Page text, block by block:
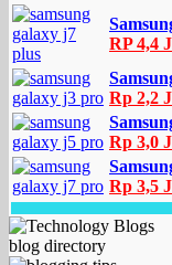
RP 4,4
Rp 2,2
Rp 3,0
Rp 3,5
blog directory